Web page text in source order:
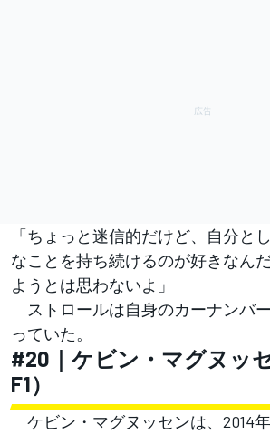
「ちょっと迷信的だけど、自分と
なことを持ち続けるのが好きなん
ようとは思わないよ」
ストロールは自身のカーナンバ
っていた。
#20｜ケビン・マグヌッ
F1）
ケビン・マグヌッセンは、2014